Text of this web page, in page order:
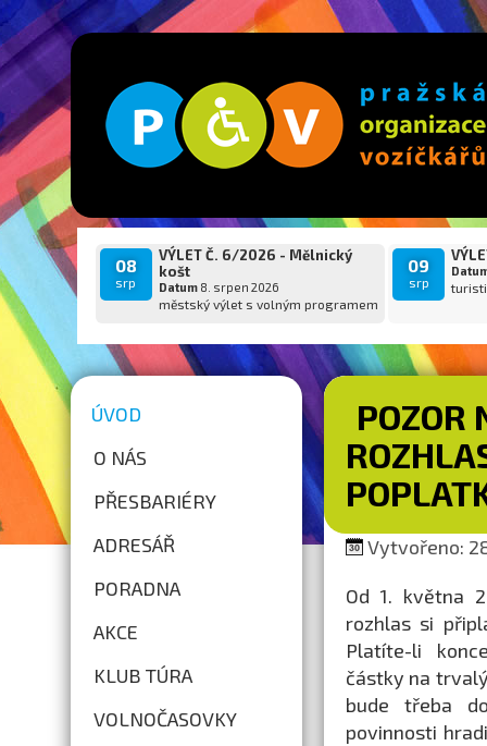
08
srp
VÝLET Č. 6/2026 - Mělnický
košt
Datum8. srpen 2026
městský výlet s volným programem
09
srp
ÚVOD
O NÁS
PŘESBARIÉRY
ADRESÁŘ
PORADNA
AKCE
KLUB TÚRA
VOLNOČASOVKY
POZOR
Vytvořeno:
Od 1. května
rozhlas si
Platíte-li
částky na
bude třeba
povinnosti